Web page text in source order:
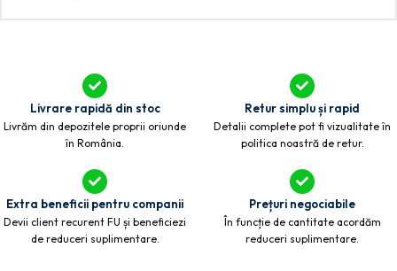
Livrare rapidă din stoc
Livrăm din depozitele proprii oriunde
în România.
Retur simplu și rapid
Detalii complete pot fi vizualitate în
politica noastră de retur.
Extra beneficii pentru companii
Devii client recurent FU și beneficiezi
de reduceri suplimentare.
Prețuri negociabile
În funcție de cantitate acordăm
reduceri suplimentare.